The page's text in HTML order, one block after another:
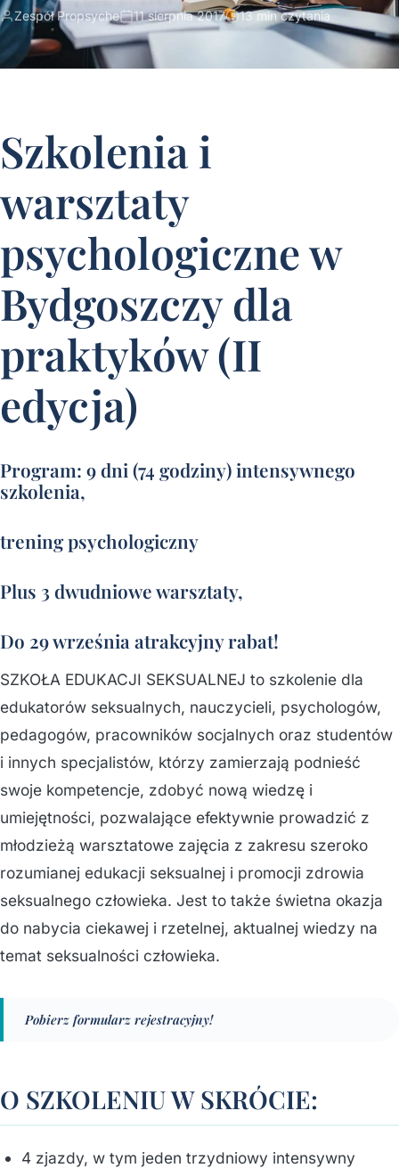
Zespół Propsyche 11 sierpnia 2017 13 min czytania
Szkolenia i
warsztaty
psychologiczne w
Bydgoszczy dla
praktyków (II
edycja)
Program: 9 dni (74 godziny) intensywnego
szkolenia,
trening psychologiczny
Plus 3 dwudniowe warsztaty,
Do 29 września atrakcyjny rabat!
SZKOŁA EDUKACJI SEKSUALNEJ to szkolenie dla
edukatorów seksualnych, nauczycieli, psychologów,
pedagogów, pracowników socjalnych oraz studentów
i innych specjalistów, którzy zamierzają podnieść
swoje kompetencje, zdobyć nową wiedzę i
umiejętności, pozwalające efektywnie prowadzić z
młodzieżą warsztatowe zajęcia z zakresu szeroko
rozumianej edukacji seksualnej i promocji zdrowia
seksualnego człowieka. Jest to także świetna okazja
do nabycia ciekawej i rzetelnej, aktualnej wiedzy na
temat seksualności człowieka.
Pobierz formularz rejestracyjny!
O SZKOLENIU W SKRÓCIE:
4 zjazdy, w tym jeden trzydniowy intensywny